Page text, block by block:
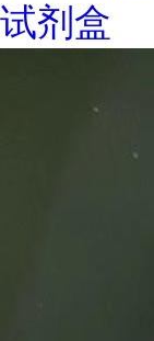
试剂盒